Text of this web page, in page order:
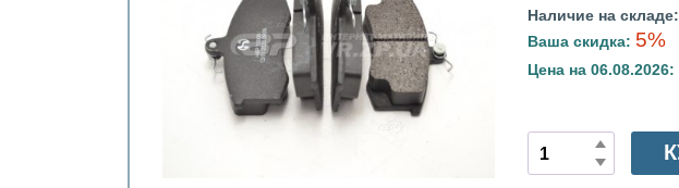
Наличие на складе:
Ваша скидка: 5%
Цена на 06.08.2026: